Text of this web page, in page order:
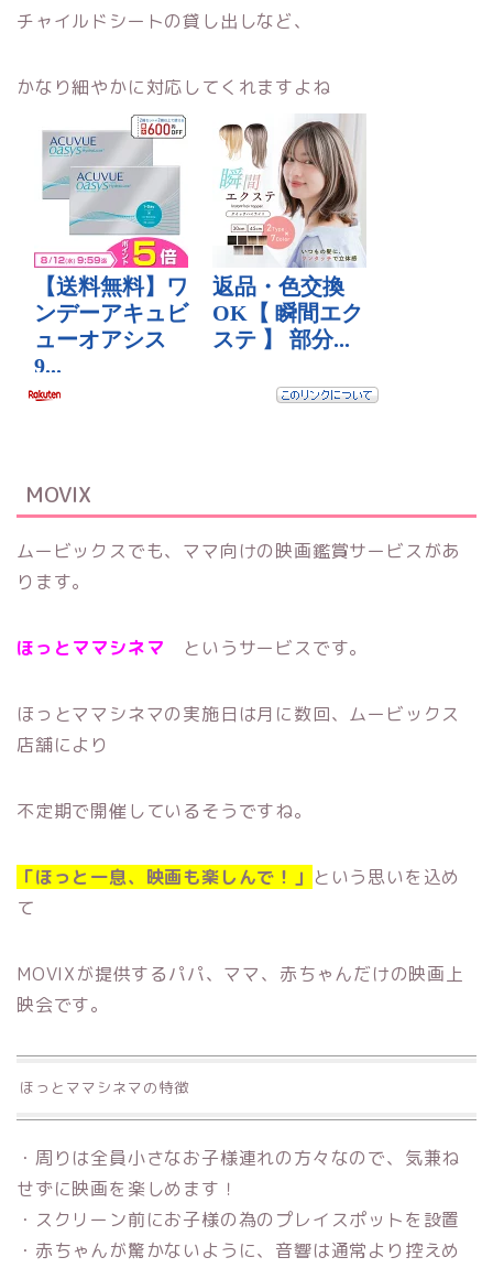
チャイルドシートの貸し出しなど、
かなり細やかに対応してくれますよね
MOVIX
ムービックスでも、ママ向けの映画鑑賞サービスがあ
ります。
ほっとママシネマ というサービスです。
ほっとママシネマの実施日は月に数回、ムービックス
店舗により
不定期で開催しているそうですね。
「ほっと一息、映画も楽しんで！」 という思いを込め
て
MOVIXが提供するパパ、ママ、赤ちゃんだけの映画上
映会です。
ほっとママシネマの特徴
・周りは全員小さなお子様連れの方々なので、気兼ね
せずに映画を楽しめます！
・スクリーン前にお子様の為のプレイスポットを設置
・赤ちゃんが驚かないように、音響は通常より控えめ